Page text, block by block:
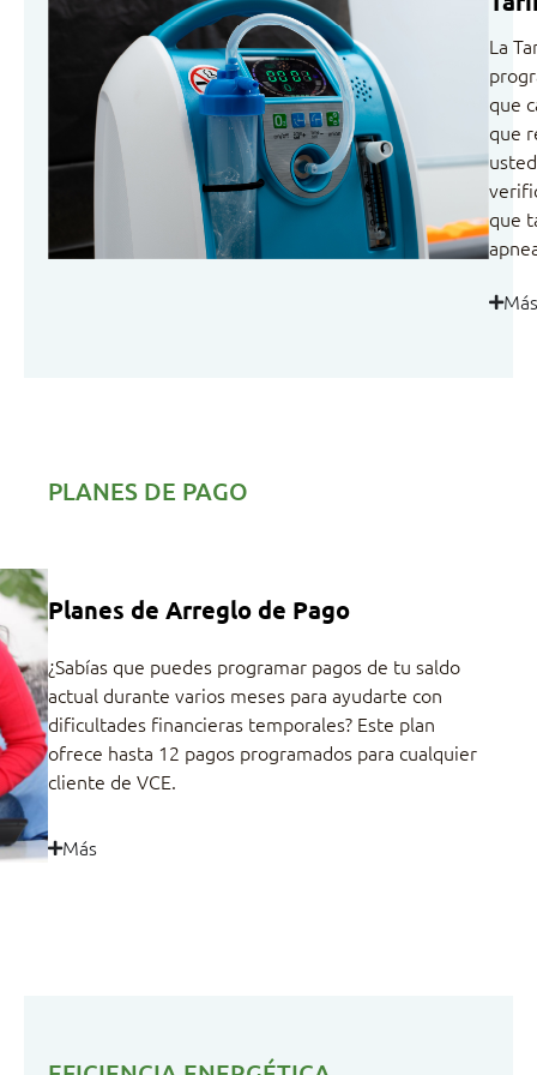
La
que
que
que
Más
PLANES DE PAGO
Planes de Arreglo de Pago
¿Sabías que puedes programar pagos de tu saldo
actual durante varios meses para ayudarte con
dificultades financieras temporales? Este plan
ofrece hasta 12 pagos programados para cualquier
cliente de VCE.
Más